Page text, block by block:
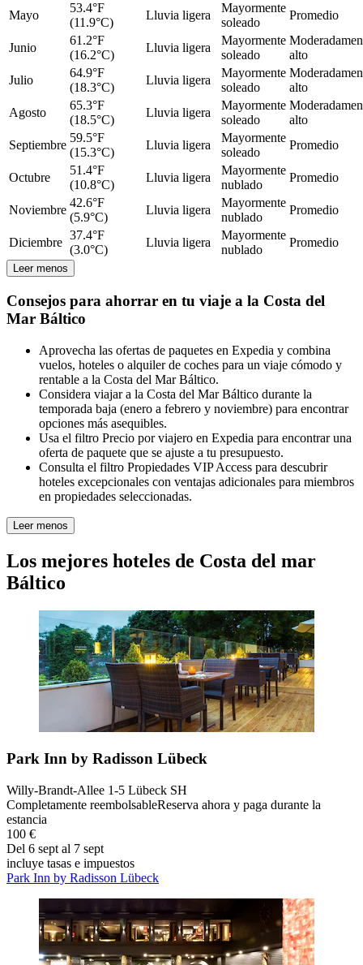
Mayo
53.4°F
(11.9°C)
Lluvia ligera
Mayormente
soleado
Promedio
Junio
61.2°F
(16.2°C)
Lluvia ligera
Mayormente
soleado
alto
Julio
64.9°F
(18.3°C)
Lluvia ligera
Mayormente
soleado
alto
Agosto
65.3°F
(18.5°C)
Lluvia ligera
Mayormente
soleado
alto
Septiembre
59.5°F
(15.3°C)
Lluvia ligera
Mayormente
soleado
Promedio
Octubre
51.4°F
(10.8°C)
Lluvia ligera
Mayormente
nublado
Promedio
Noviembre
42.6°F
(5.9°C)
Lluvia ligera
Mayormente
nublado
Promedio
Diciembre
37.4°F
(3.0°C)
Lluvia ligera
Mayormente
nublado
Promedio
Leer menos
Consejos para ahorrar en tu viaje a la Costa del
Mar Báltico
Aprovecha las ofertas de paquetes en Expedia y combina
vuelos, hoteles o alquiler de coches para un viaje cómodo y
rentable a la Costa del Mar Báltico.
Considera viajar a la Costa del Mar Báltico durante la
temporada baja (enero a febrero y noviembre) para encontrar
opciones más asequibles.
Usa el filtro Precio por viajero en Expedia para encontrar una
oferta de paquete que se ajuste a tu presupuesto.
Consulta el filtro Propiedades VIP Access para descubrir
hoteles excepcionales con ventajas adicionales para miembros
en propiedades seleccionadas.
Leer menos
Los mejores hoteles de Costa del mar
Báltico
Park Inn by Radisson Lübeck
Willy-Brandt-Allee 1-5 Lübeck SH
Completamente reembolsableReserva ahora y paga durante la
estancia
100 €
Del 6 sept al 7 sept
incluye tasas e impuestos
Park Inn by Radisson Lübeck